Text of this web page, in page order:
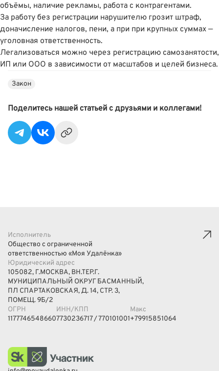
объёмы, наличие рекламы, работа с контрагентами.
За работу без регистрации нарушителю грозит штраф,
доначисление налогов, пени, а при при крупных суммах —
уголовная ответственность.
Легализоваться можно через регистрацию самозанятости,
ИП или ООО в зависимости от масштабов и целей бизнеса.
Закон
Поделитесь нашей статьей с друзьями и коллегами!
Исполнитель
Общество с ограниченной
ответственностью «Моя Удалёнка»
Юридический адрес
105082, Г.МОСКВА, ВН.ТЕР.Г.
МУНИЦИПАЛЬНЫЙ ОКРУГ БАСМАННЫЙ,
ПЛ СПАРТАКОВСКАЯ, Д. 14, СТР. 3,
ПОМЕЩ. 9Б/2
ОГРН
1177746548660
ИНН/КПП
7730236717 / 770101001
Макс
+79915851064